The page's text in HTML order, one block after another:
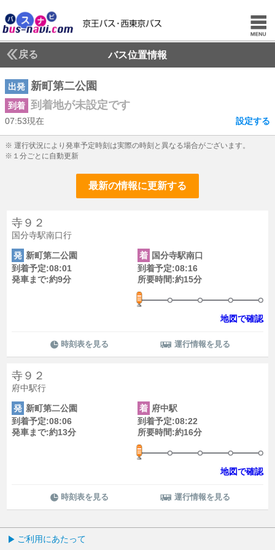
戻る バス位置情報
出発 新町第二公園
到着 到着地が未設定です
設定する
07:53現在
※ 運行状況により発車予定時刻は実際の時刻と異なる場合がございます。
※１分ごとに自動更新
最新の情報に更新する
寺９２
国分寺駅南口行
発 新町第二公園
到着予定:08:01
発車まで:約9分
着 国分寺駅南口
到着予定:08:16
所要時間:約15分
地図で確認
時刻表を見る 運行情報を見る
寺９２
府中駅行
発 新町第二公園
到着予定:08:06
発車まで:約13分
着 府中駅
到着予定:08:22
所要時間:約16分
地図で確認
時刻表を見る 運行情報を見る
ご利用にあたって